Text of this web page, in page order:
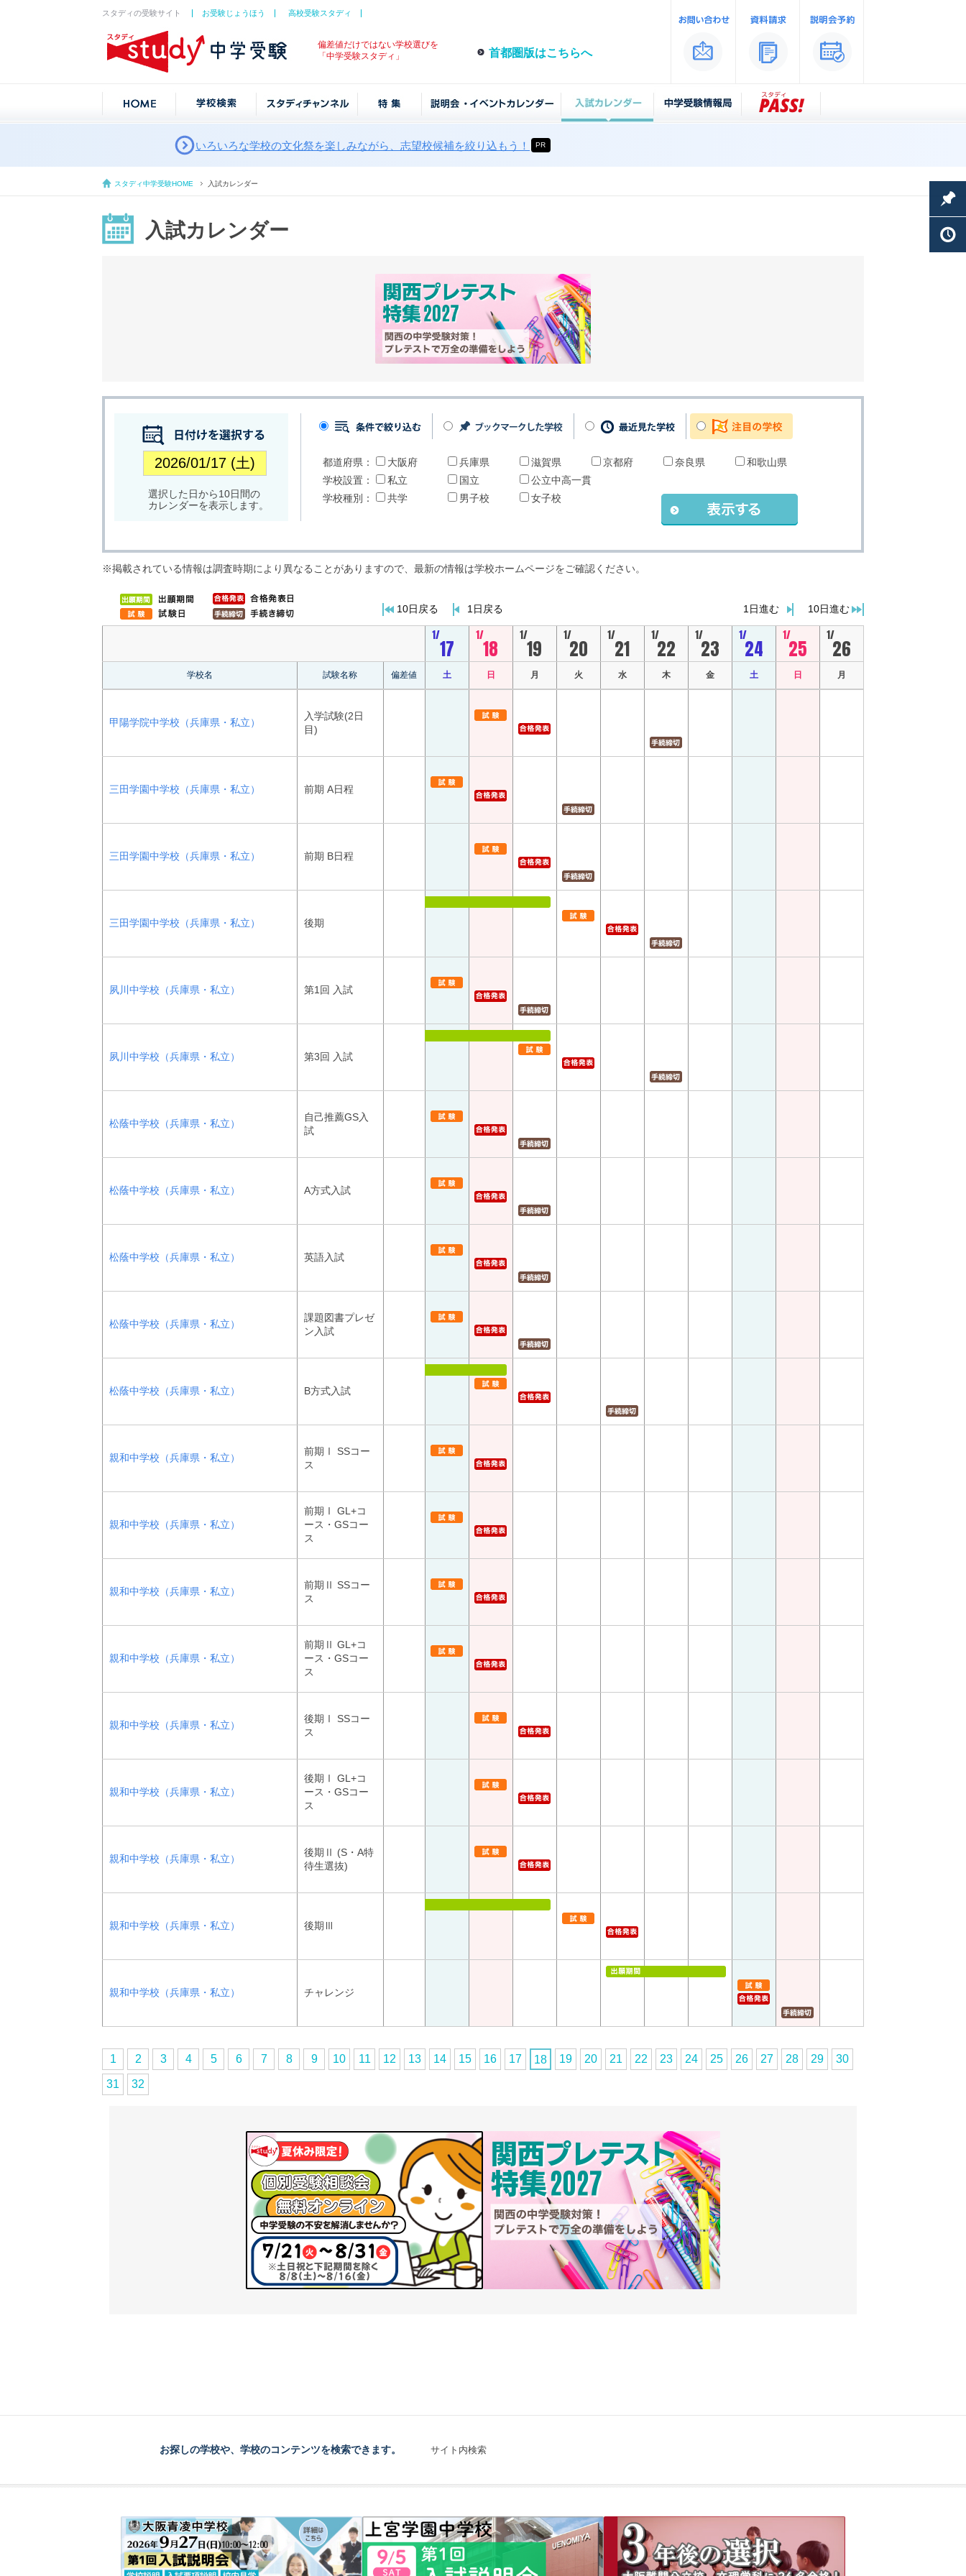
スタディの受験サイト お受験じょうほう 高校受験スタディ
偏差値だけではない学校選びを
「中学受験スタディ」
首都圏版はこちらへ
いろいろな学校の文化祭を楽しみながら、志望校候補を絞り込もう！ PR
スタディ中学受験HOME 入試カレンダー
入試カレンダー
選択した日から10日間の
カレンダーを表示します。
都道府県： 大阪府 兵庫県 滋賀県 京都府 奈良県
和歌山県
学校設置：
私立 国立
公立中高一貫
学校種別：
共学 男子校 女子校
※掲載されている情報は調査時期により異なることがありますので、最新の情報は学校ホームページをご確認ください。
10日戻る 1日戻る 10日進む
1日進む
1/
17
1/
18
1/
19
1/
20
1/
21
1/
22
1/
23
1/
24
1/
25
1/
26
学校名 試験名称 偏差値 土 日 月 火 水 木 金 土 日 月
甲陽学院中学校（兵庫県・私立）
入学試験(2日
目)
三田学園中学校（兵庫県・私立） 前期 A日程
三田学園中学校（兵庫県・私立） 前期 B日程
三田学園中学校（兵庫県・私立） 後期
夙川中学校（兵庫県・私立） 第1回 入試
夙川中学校（兵庫県・私立） 第3回 入試
松蔭中学校（兵庫県・私立）
自己推薦GS入
試
松蔭中学校（兵庫県・私立） A方式入試
松蔭中学校（兵庫県・私立） 英語入試
松蔭中学校（兵庫県・私立）
課題図書プレゼ
ン入試
松蔭中学校（兵庫県・私立） B方式入試
親和中学校（兵庫県・私立）
前期Ⅰ SSコー
ス
親和中学校（兵庫県・私立）
前期Ⅰ GL+コ
ース・GSコー
ス
親和中学校（兵庫県・私立）
前期Ⅱ SSコー
ス
親和中学校（兵庫県・私立）
前期Ⅱ GL+コ
ース・GSコー
ス
親和中学校（兵庫県・私立）
後期Ⅰ SSコー
ス
親和中学校（兵庫県・私立）
後期Ⅰ GL+コ
ース・GSコー
ス
親和中学校（兵庫県・私立）
後期Ⅱ (S・A特
待生選抜)
親和中学校（兵庫県・私立） 後期Ⅲ
親和中学校（兵庫県・私立） チャレンジ
1 2 3 4 5 6 7 8 9 10 11 12 13 14 15 16 17 18 19 20 21 22 23 24 25 26 27 28 29 30
31 32
お探しの学校や、学校のコンテンツを検索できます。 サイト内検索